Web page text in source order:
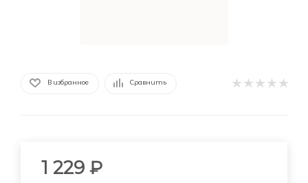
В избранное Сравнить
1 229 ₽